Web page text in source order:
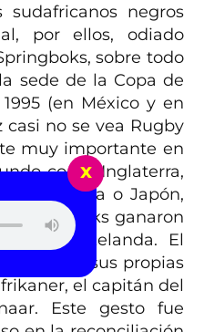
negros
por ellos, odiado
sobre todo
sede de la Copa de
(en México y en
casi no se vea Rugby
muy importante en
como Inglaterra,
Argentina o Japón,
Springboks ganaron
Nueva Zelanda. El
con sus propias
el capitán del
Este gesto fue
x
Fcukers - Play Me